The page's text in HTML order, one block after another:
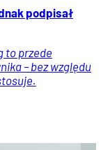
podpisał
to przede
– bez względu